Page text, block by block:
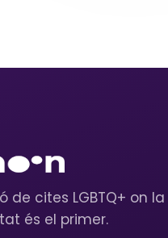
de cites LGBTQ+ on la
és el primer.